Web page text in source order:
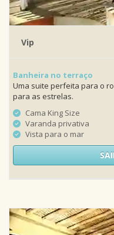
Vip
Banheira no terraço
Uma suite perfeita para o
para as estrelas.
Cama King Size
Varanda privativa
Vista para o mar